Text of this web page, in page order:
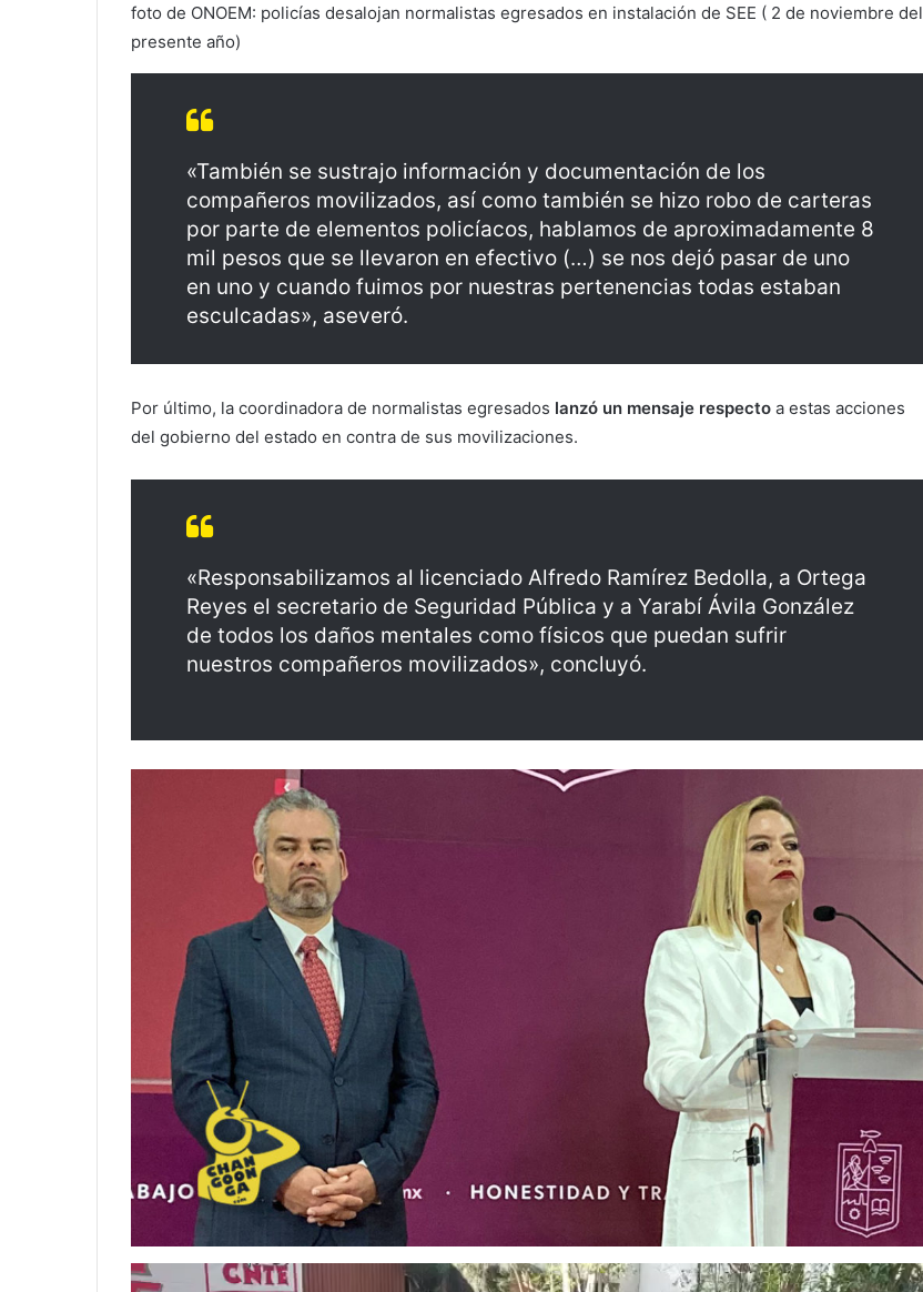
foto de ONOEM: policías desalojan normalistas egresados en instalación de SEE ( 2 de noviembre del
presente año)
«También se sustrajo información y documentación de los
compañeros movilizados, así como también se hizo robo de carteras
por parte de elementos policíacos, hablamos de aproximadamente 8
mil pesos que se llevaron en efectivo (…) se nos dejó pasar de uno
en uno y cuando fuimos por nuestras pertenencias todas estaban
esculcadas», aseveró.
Por último, la coordinadora de normalistas egresados lanzó un mensaje respecto a estas acciones
del gobierno del estado en contra de sus movilizaciones.
«Responsabilizamos al licenciado Alfredo Ramírez Bedolla, a Ortega
Reyes el secretario de Seguridad Pública y a Yarabí Ávila González
de todos los daños mentales como físicos que puedan sufrir
nuestros compañeros movilizados», concluyó.